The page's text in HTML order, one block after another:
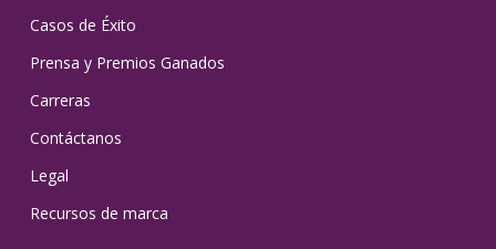
Casos de Éxito
Prensa y Premios Ganados
Carreras
Contáctanos
Legal
Recursos de marca